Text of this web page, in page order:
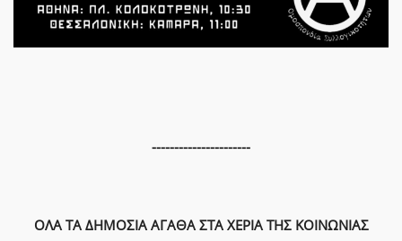
----------------------
ΟΛΑ ΤΑ ΔΗΜΟΣΙΑ ΑΓΑΘΑ ΣΤΑ ΧΕΡΙΑ ΤΗΣ ΚΟΙΝΩΝΙΑΣ